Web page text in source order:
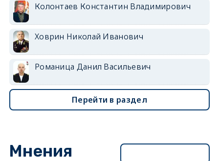
Колонтаев Константин Владимирович
Ховрин Николай Иванович
Романица Данил Васильевич
Перейти в раздел
Мнения